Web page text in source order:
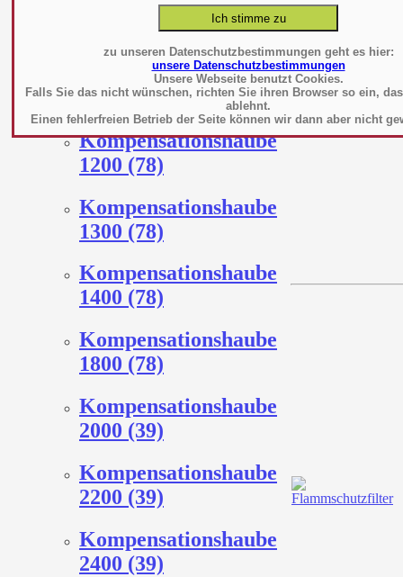
zu unseren Datenschutzbestimmungen geht es hier:
unsere Datenschutzbestimmungen
Unsere Webseite benutzt Cookies.
Falls Sie das nicht wünschen, richten Sie ihren Browser so ein,
ablehnt.
Einen fehlerfreien Betrieb der Seite können wir dann aber nicht
Kompensationshaube
1000 (78)
Kompensationshaube
1100 (78)
Kompensationshaube
1200 (78)
Kompensationshaube
1300 (78)
Kompensationshaube
1400 (78)
Kompensationshaube
1800 (78)
Kompensationshaube
2000 (39)
Kompensationshaube
2200 (39)
Kompensationshaube
2400 (39)